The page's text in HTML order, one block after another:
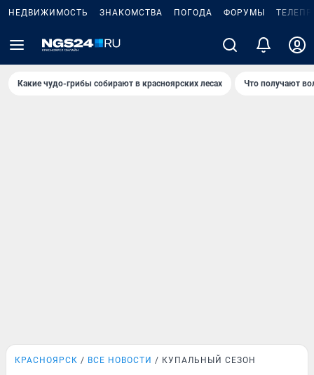
НЕДВИЖИМОСТЬ ЗНАКОМСТВА ПОГОДА ФОРУМЫ
Какие чудо-грибы собирают в красноярских лесах Что получают
КРАСНОЯРСК ВСЕ НОВОСТИ КУПАЛЬНЫЙ СЕЗОН